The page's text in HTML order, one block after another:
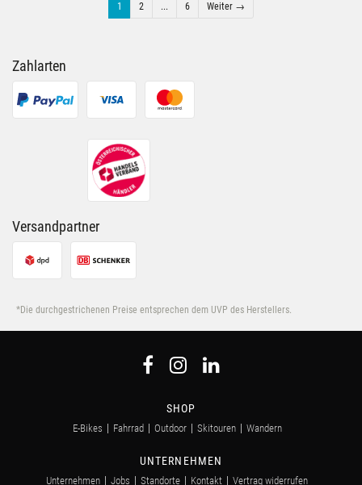
1 2 ... 6 Weiter →
Zahlarten
Versandpartner
*Die durchgestrichenen Preise entsprechen dem UVP des Herstellers.
SHOP
E-Bikes Fahrrad Outdoor Skitouren Wandern
UNTERNEHMEN
Unternehmen Jobs Standorte Kontakt Vertrag widerrufen